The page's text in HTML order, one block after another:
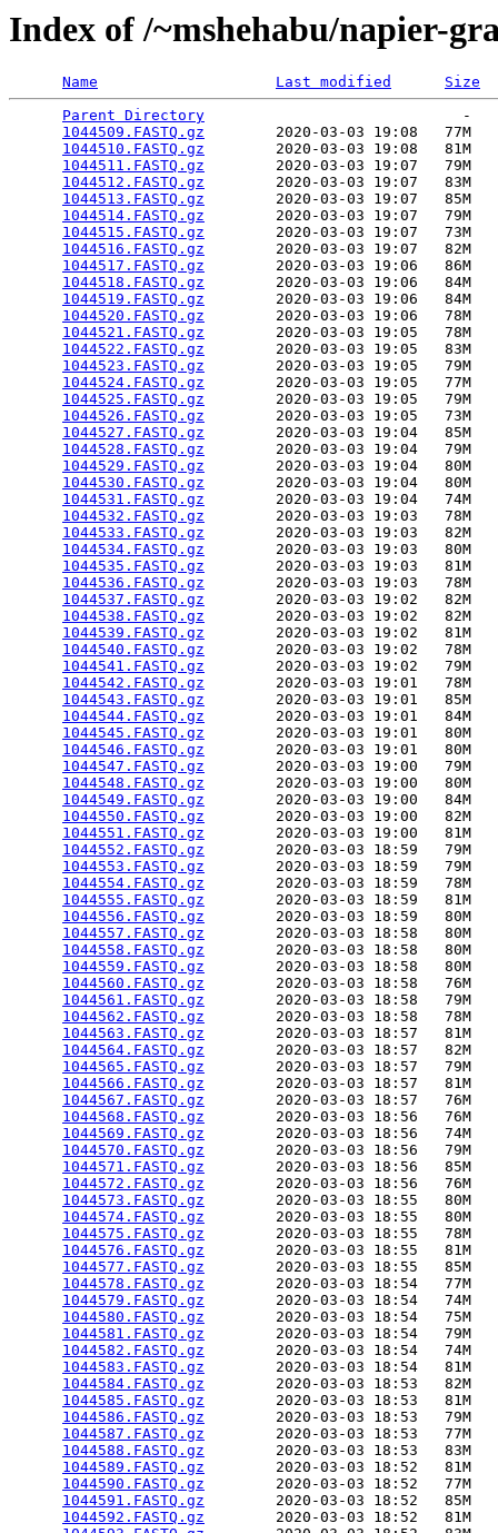
Index of /~mshehabu/napier-
Name Last modified
Size
Parent Directory
                             -
1044509.FASTQ.gz
        2020-03-03 19:08   77M
1044510.FASTQ.gz
        2020-03-03 19:08   81M
1044511.FASTQ.gz
        2020-03-03 19:07   79M
1044512.FASTQ.gz
        2020-03-03 19:07   83M
1044513.FASTQ.gz
        2020-03-03 19:07   85M
1044514.FASTQ.gz
        2020-03-03 19:07   79M
1044515.FASTQ.gz
        2020-03-03 19:07   73M
1044516.FASTQ.gz
        2020-03-03 19:07   82M
1044517.FASTQ.gz
        2020-03-03 19:06   86M
1044518.FASTQ.gz
        2020-03-03 19:06   84M
1044519.FASTQ.gz
        2020-03-03 19:06   84M
1044520.FASTQ.gz
        2020-03-03 19:06   78M
1044521.FASTQ.gz
        2020-03-03 19:05   78M
1044522.FASTQ.gz
        2020-03-03 19:05   83M
1044523.FASTQ.gz
        2020-03-03 19:05   79M
1044524.FASTQ.gz
        2020-03-03 19:05   77M
1044525.FASTQ.gz
        2020-03-03 19:05   79M
1044526.FASTQ.gz
        2020-03-03 19:05   73M
1044527.FASTQ.gz
        2020-03-03 19:04   85M
1044528.FASTQ.gz
        2020-03-03 19:04   79M
1044529.FASTQ.gz
        2020-03-03 19:04   80M
1044530.FASTQ.gz
        2020-03-03 19:04   80M
1044531.FASTQ.gz
        2020-03-03 19:04   74M
1044532.FASTQ.gz
        2020-03-03 19:03   78M
1044533.FASTQ.gz
        2020-03-03 19:03   82M
1044534.FASTQ.gz
        2020-03-03 19:03   80M
1044535.FASTQ.gz
        2020-03-03 19:03   81M
1044536.FASTQ.gz
        2020-03-03 19:03   78M
1044537.FASTQ.gz
        2020-03-03 19:02   82M
1044538.FASTQ.gz
        2020-03-03 19:02   82M
1044539.FASTQ.gz
        2020-03-03 19:02   81M
1044540.FASTQ.gz
        2020-03-03 19:02   78M
1044541.FASTQ.gz
        2020-03-03 19:02   79M
1044542.FASTQ.gz
        2020-03-03 19:01   78M
1044543.FASTQ.gz
        2020-03-03 19:01   85M
1044544.FASTQ.gz
        2020-03-03 19:01   84M
1044545.FASTQ.gz
        2020-03-03 19:01   80M
1044546.FASTQ.gz
        2020-03-03 19:01   80M
1044547.FASTQ.gz
        2020-03-03 19:00   79M
1044548.FASTQ.gz
        2020-03-03 19:00   80M
1044549.FASTQ.gz
        2020-03-03 19:00   84M
1044550.FASTQ.gz
        2020-03-03 19:00   82M
1044551.FASTQ.gz
        2020-03-03 19:00   81M
1044552.FASTQ.gz
        2020-03-03 18:59   79M
1044553.FASTQ.gz
        2020-03-03 18:59   79M
1044554.FASTQ.gz
        2020-03-03 18:59   78M
1044555.FASTQ.gz
        2020-03-03 18:59   81M
1044556.FASTQ.gz
        2020-03-03 18:59   80M
1044557.FASTQ.gz
        2020-03-03 18:58   80M
1044558.FASTQ.gz
        2020-03-03 18:58   80M
1044559.FASTQ.gz
        2020-03-03 18:58   80M
1044560.FASTQ.gz
        2020-03-03 18:58   76M
1044561.FASTQ.gz
        2020-03-03 18:58   79M
1044562.FASTQ.gz
        2020-03-03 18:58   78M
1044563.FASTQ.gz
        2020-03-03 18:57   81M
1044564.FASTQ.gz
        2020-03-03 18:57   82M
1044565.FASTQ.gz
        2020-03-03 18:57   79M
1044566.FASTQ.gz
        2020-03-03 18:57   81M
1044567.FASTQ.gz
        2020-03-03 18:57   76M
1044568.FASTQ.gz
        2020-03-03 18:56   76M
1044569.FASTQ.gz
        2020-03-03 18:56   74M
1044570.FASTQ.gz
        2020-03-03 18:56   79M
1044571.FASTQ.gz
        2020-03-03 18:56   85M
1044572.FASTQ.gz
        2020-03-03 18:56   76M
1044573.FASTQ.gz
        2020-03-03 18:55   80M
1044574.FASTQ.gz
        2020-03-03 18:55   80M
1044575.FASTQ.gz
        2020-03-03 18:55   78M
1044576.FASTQ.gz
        2020-03-03 18:55   81M
1044577.FASTQ.gz
        2020-03-03 18:55   85M
1044578.FASTQ.gz
        2020-03-03 18:54   77M
1044579.FASTQ.gz
        2020-03-03 18:54   74M
1044580.FASTQ.gz
        2020-03-03 18:54   75M
1044581.FASTQ.gz
        2020-03-03 18:54   79M
1044582.FASTQ.gz
        2020-03-03 18:54   74M
1044583.FASTQ.gz
        2020-03-03 18:54   81M
1044584.FASTQ.gz
        2020-03-03 18:53   82M
1044585.FASTQ.gz
        2020-03-03 18:53   81M
1044586.FASTQ.gz
        2020-03-03 18:53   79M
1044587.FASTQ.gz
        2020-03-03 18:53   77M
1044588.FASTQ.gz
        2020-03-03 18:53   83M
1044589.FASTQ.gz
        2020-03-03 18:52   81M
1044590.FASTQ.gz
        2020-03-03 18:52   77M
1044591.FASTQ.gz
        2020-03-03 18:52   85M
1044592.FASTQ.gz
        2020-03-03 18:52   81M